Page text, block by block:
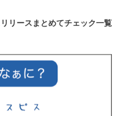
リースまとめてチェック一覧